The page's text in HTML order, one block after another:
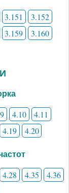
3.151
3.152
3.159
3.160
4.10
4.11
4.19 4.20
4.28 4.35
4.36